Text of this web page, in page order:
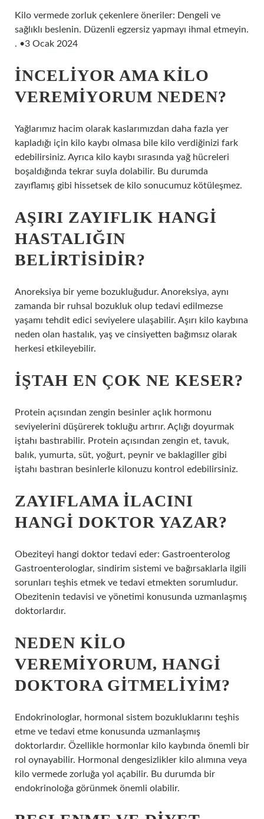
Kilo vermede zorluk çekenlere öneriler: Dengeli ve
sağlıklı beslenin. Düzenli egzersiz yapmayı ihmal etmeyin.
. •3 Ocak 2024
İNCELIYOR AMA KILO
VEREMIYORUM NEDEN?
Yağlarımız hacim olarak kaslarımızdan daha fazla yer
kapladığı için kilo kaybı olmasa bile kilo verdiğinizi fark
edebilirsiniz. Ayrıca kilo kaybı sırasında yağ hücreleri
boşaldığında tekrar suyla dolabilir. Bu durumda
zayıflamış gibi hissetsek de kilo sonucumuz kötüleşmez.
AŞIRI ZAYIFLIK HANGI
HASTALIĞIN
BELIRTISIDIR?
Anoreksiya bir yeme bozukluğudur. Anoreksiya, aynı
zamanda bir ruhsal bozukluk olup tedavi edilmezse
yaşamı tehdit edici seviyelere ulaşabilir. Aşırı kilo kaybına
neden olan hastalık, yaş ve cinsiyetten bağımsız olarak
herkesi etkileyebilir.
İŞTAH EN ÇOK NE KESER?
Protein açısından zengin besinler açlık hormonu
seviyelerini düşürerek tokluğu artırır. Açlığı doyurmak
iştahı bastırabilir. Protein açısından zengin et, tavuk,
balık, yumurta, süt, yoğurt, peynir ve baklagiller gibi
iştahı bastıran besinlerle kilonuzu kontrol edebilirsiniz.
ZAYIFLAMA ILACINI
HANGI DOKTOR YAZAR?
Obeziteyi hangi doktor tedavi eder: Gastroenterolog
Gastroenterologlar, sindirim sistemi ve bağırsaklarla ilgili
sorunları teşhis etmek ve tedavi etmekten sorumludur.
Obezitenin tedavisi ve yönetimi konusunda uzmanlaşmış
doktorlardır.
NEDEN KILO
VEREMIYORUM, HANGI
DOKTORA GITMELIYIM?
Endokrinologlar, hormonal sistem bozukluklarını teşhis
etme ve tedavi etme konusunda uzmanlaşmış
doktorlardır. Özellikle hormonlar kilo kaybında önemli bir
rol oynayabilir. Hormonal dengesizlikler kilo alımına veya
kilo vermede zorluğa yol açabilir. Bu durumda bir
endokrinoloğa görünmek önemli olabilir.